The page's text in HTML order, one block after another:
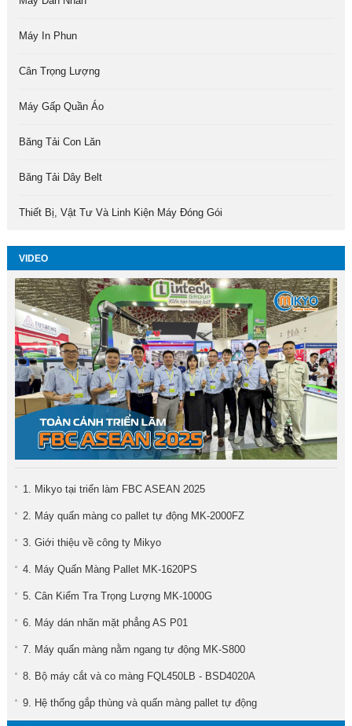
Máy In Phun
Cân Trọng Lượng
Máy Gấp Quần Áo
Băng Tải Con Lăn
Băng Tải Dây Belt
Thiết Bị, Vật Tư Và Linh Kiện Máy Đóng Gói
VIDEO
1. Mikyo tại triển làm FBC ASEAN 2025
2. Máy quấn màng co pallet tự động MK-2000FZ
3. Giới thiệu về công ty Mikyo
4. Máy Quấn Màng Pallet MK-1620PS
5. Cân Kiểm Tra Trọng Lượng MK-1000G
6. Máy dán nhãn mặt phẳng AS P01
7. Máy quấn màng nằm ngang tự động MK-S800
8. Bộ máy cắt và co màng FQL450LB - BSD4020A
9. Hệ thống gắp thùng và quấn màng pallet tự động